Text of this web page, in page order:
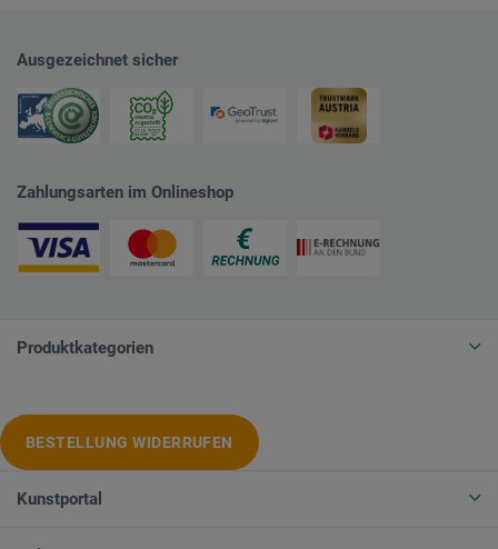
Ausgezeichnet sicher
Zahlungsarten im Onlineshop
Produktkategorien
BESTELLUNG WIDERRUFEN
Kunstportal